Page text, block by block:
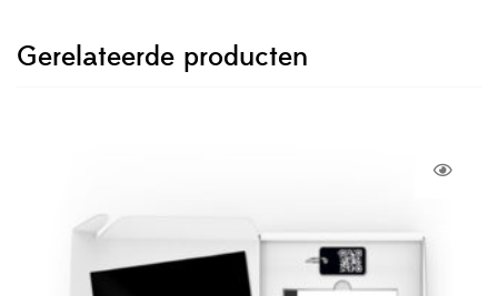
Gerelateerde producten